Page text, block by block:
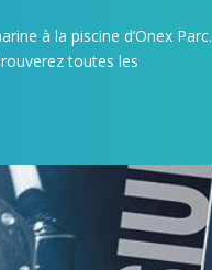
à la piscine d’Onex Parc.
toutes les